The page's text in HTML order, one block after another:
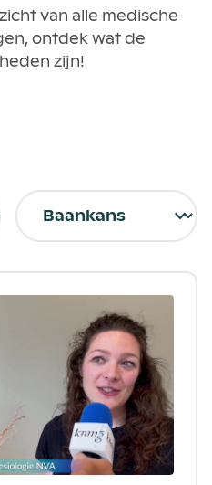
van alle medische
ontdek wat de
zijn!